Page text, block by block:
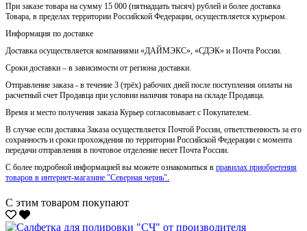
При заказе товара на сумму 15 000 (пятнадцать тысяч) рублей и более доставка
Товара, в пределах территории Российской Федерации, осуществляется курьером.
Информация по доставке
Доставка осуществляется компаниями «ДАЙМЭКС», «СДЭК» и Почта России.
Сроки доставки – в зависимости от региона доставки.
Отправление заказа - в течение 3 (трёх) рабочих дней после поступления оплаты на
расчетный счет Продавца при условии наличия товара на складе Продавца.
Время и место получения заказа Курьер согласовывает с Покупателем.
В случае если доставка Заказа осуществляется Почтой России, ответственность за его
сохранность и сроки прохождения по территории Российской Федерации с момента
передачи отправления в почтовое отделение несет Почта России.
С более подробной информацией вы можете ознакомиться в правилах приобретения
товаров в интернет-магазине "Северная чернь".
С этим товаром покупают